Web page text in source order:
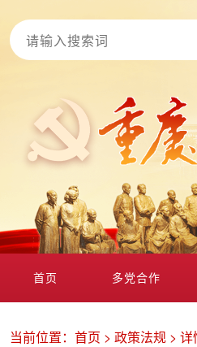
首页 多党合作
当前位置： 首页 > 政策法规 > 详